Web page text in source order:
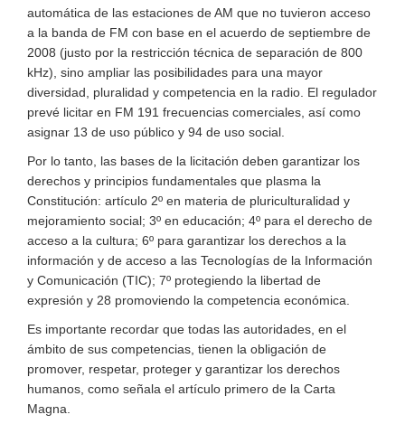
automática de las estaciones de AM que no tuvieron acceso
a la banda de FM con base en el acuerdo de septiembre de
2008 (justo por la restricción técnica de separación de 800
kHz), sino ampliar las posibilidades para una mayor
diversidad, pluralidad y competencia en la radio. El regulador
prevé licitar en FM 191 frecuencias comerciales, así como
asignar 13 de uso público y 94 de uso social.
Por lo tanto, las bases de la licitación deben garantizar los
derechos y principios fundamentales que plasma la
Constitución: artículo 2º en materia de pluriculturalidad y
mejoramiento social; 3º en educación; 4º para el derecho de
acceso a la cultura; 6º para garantizar los derechos a la
información y de acceso a las Tecnologías de la Información
y Comunicación (TIC); 7º protegiendo la libertad de
expresión y 28 promoviendo la competencia económica.
Es importante recordar que todas las autoridades, en el
ámbito de sus competencias, tienen la obligación de
promover, respetar, proteger y garantizar los derechos
humanos, como señala el artículo primero de la Carta
Magna.